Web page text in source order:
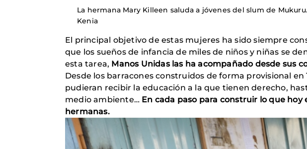
La hermana Mary Killeen saluda a jóvenes del slum de
Kenia
El principal objetivo de estas mujeres ha sido siempre
que los sueños de infancia de miles de niños y niñas se
esta tarea, Manos Unidas las ha acompañado desde sus
Desde los barracones construidos de forma provisional
pudieran recibir la educación a la que tienen derecho,
medio ambiente… En cada paso para construir lo que
hermanas.